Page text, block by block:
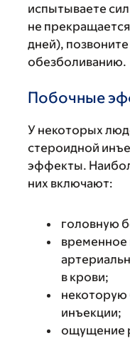
испытываете
не
дней),
обезболиванию.
Побочные
У некоторых
стероидной
эффекты.
них включают:
головную
в крови;
некоторую
инъекции;
ощущение